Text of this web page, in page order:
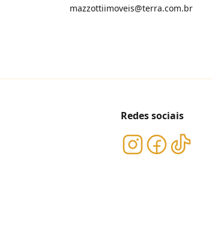
mazzottiimoveis@terra.com.br
Redes sociais